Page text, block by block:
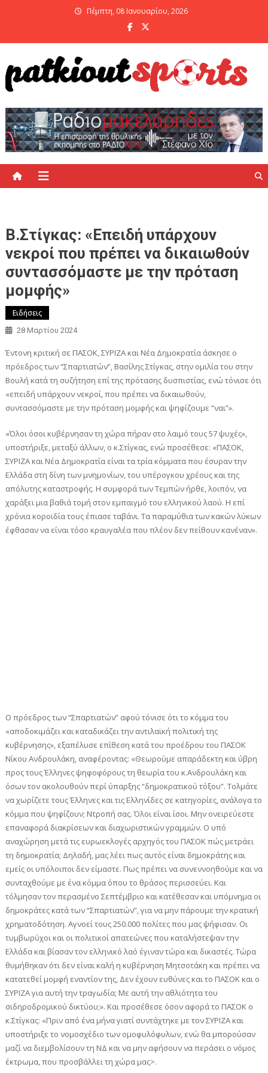
Πέμπτη, 08 Ιανουαρίου, 2026
Β.Στίγκας: «Επειδή υπάρχουν
νεκροί που πρέπει να δικαιωθούν
συντασσόμαστε με την πρόταση
μομφής»
Ειδήσεις
28 Μαρτίου 2024
Έντονη κριτική σε ΠΑΣΟΚ, ΣΥΡΙΖΑ και Νέα Δημοκρατία άσκησε ο
πρόεδρος των “Σπαρτιατών”, Βασίλης Στίγκας, στην ομιλία του στην
Βουλή κατά τη συζήτηση επί της πρότασης δυσπιστίας, ενώ τόνισε ότι
«επειδή υπάρχουν νεκροί, που πρέπει να δικαιωθούν,
συντασσόμαστε με την πρόταση μομφής και ψηφίζουμε “ναι”».
«Όλοι όσοι κυβέρνησαν τη χώρα πήραν στο λαιμό τους 57 ψυχές»,
υποστήριξε, μεταξύ άλλων, ο κ.Στίγκας, ενώ προσέθεσε: «ΠΑΣΟΚ,
ΣΥΡΙΖΑ και Νέα Δημοκρατία είναι τα τρία κόμματα που έσυραν την
Ελλάδα στη δίνη των μνημονίων, του υπέρογκου χρέους και της
απόλυτης καταστροφής. Η συμφορά των Τεμπών ήρθε, λοιπόν, να
χαράξει μια βαθιά τομή στον εμπαιγμό του ελληνικού λαού. Η επί
χρόνια κοροϊδία τους έπιασε ταβάνι. Τα παραμύθια των κακών λύκων
έφθασαν να είναι τόσο κραυγαλέα που πλέον δεν πείθουν κανέναν».
Ο πρόεδρος των “Σπαρτιατών” αφού τόνισε ότι το κόμμα του
«αποδοκιμάζει και καταδικάζει την αντιλαϊκή πολιτική της
κυβέρνησης», εξαπέλυσε επίθεση κατά του προέδρου του ΠΑΣΟΚ
Νίκου Ανδρουλάκη, αναφέροντας: «Θεωρούμε απαράδεκτη και ύβρη
προς τους Έλληνες ψηφοφόρους τη θεωρία του κ.Ανδρουλάκη και
όσων τον ακολουθούν περί ύπαρξης “δημοκρατικού τόξου”. Τολμάτε
να χωρίζετε τους Έλληνες και τις Ελληνίδες σε κατηγορίες, ανάλογα το
κόμμα που ψηφίζουν; Ντροπή σας. Όλοι είναι ίσοι. Μην ονειρεύεστε
επαναφορά διακρίσεων και διαχωριστικών γραμμών. Ο υπό
αναχώρηση μετά τις ευρωεκλογές αρχηγός του ΠΑΣΟΚ πώς μετράει
τη δημοκρατία; Δηλαδή, μας λέει πως αυτός είναι δημοκράτης και
εμείς οι υπόλοιποι δεν είμαστε. Πως πρέπει να συνεννοηθούμε και να
συνταχθούμε με ένα κόμμα όπου το θράσος περισσεύει. Και
τόλμησαν τον περασμένο Σεπτέμβριο και κατέθεσαν και υπόμνημα οι
δημοκράτες κατά των “Σπαρτιατών”, για να μην πάρουμε την κρατική
χρηματοδότηση. Αγνοεί τους 250.000 πολίτες που μας ψήφισαν. Οι
τυμβωρύχοι και οι πολιτικοί απατεώνες που καταλήστεψαν την
Ελλάδα και βίασαν τον ελληνικό λαό έγιναν τώρα και δικαστές. Τώρα
θυμήθηκαν ότι δεν είναι καλή η κυβέρνηση Μητσοτάκη και πρέπει να
κατατεθεί μομφή εναντίον της, Δεν έχουν ευθύνες και το ΠΑΣΟΚ και ο
ΣΥΡΙΖΑ για αυτή την τραγωδία; Με αυτή την αθλιότητα του
σιδηροδρομικού δικτύου;». Και προσέθεσε όσον αφορά το ΠΑΣΟΚ ο
κ.Στίγκας: «Πριν από ένα μήνα γιατί συντάχτηκε με τον ΣΥΡΙΖΑ και
υποστήριξε το νομοσχέδιο των ομοφυλόφυλων, ενώ θα μπορούσαν
μαζί να διεμβολίσουν τη ΝΔ και να μην αφήσουν να περάσει ο νόμος
έκτρωμα, που προσβάλλει τη χώρα μας>.